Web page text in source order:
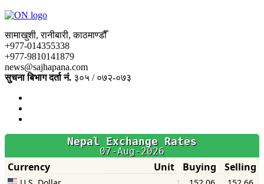
सामाखुशी, रानीबारी, काठमाण्डौँ
+977-014355338
+977-9810141879
news@sajhapana.com
सुचना बिभाग दर्ता नं. ३०५ / ०७२-०७३